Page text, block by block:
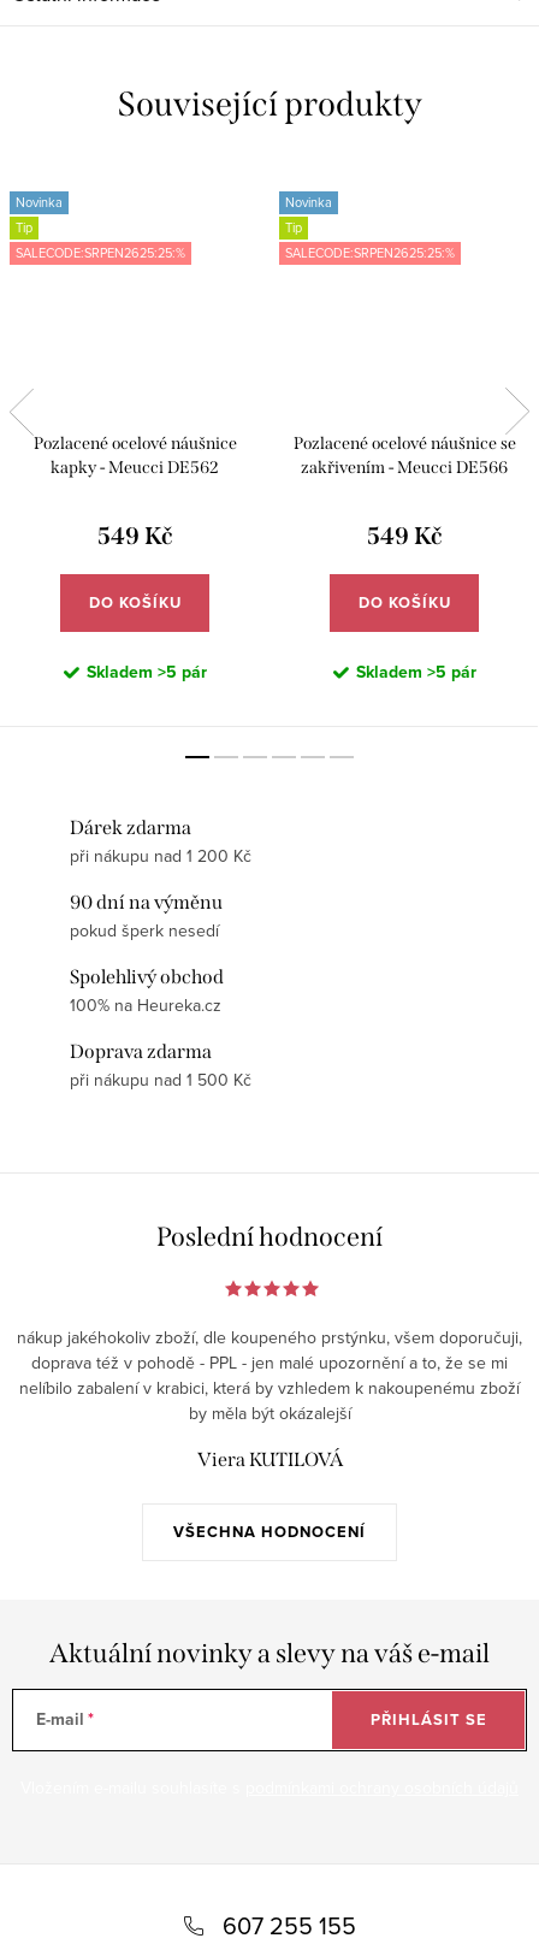
Související produkty
Novinka
Tip
SALECODE:SRPEN2625:25:%
Pozlacené ocelové náušnice
kapky - Meucci DE562
549 Kč
DO KOŠÍKU
Skladem >5 pár
Novinka
Tip
SALECODE:SRPEN2625:25:%
Pozlacené ocelové náušnice se
zakřivením - Meucci DE566
549 Kč
DO KOŠÍKU
Skladem >5 pár
Dárek zdarma
při nákupu nad 1 200 Kč
90 dní na výměnu
pokud šperk nesedí
Spolehlivý obchod
100% na Heureka.cz
Doprava zdarma
při nákupu nad 1 500 Kč
Poslední hodnocení
VŠECHNA HODNOCENÍ
nákup jakéhokoliv zboží, dle koupeného prstýnku, všem doporučuji,
doprava též v pohodě - PPL - jen malé upozornění a to, že se mi
nelíbilo zabalení v krabici, která by vzhledem k nakoupenému zboží
by měla být okázalejší
Viera KUTILOVÁ
Aktuální novinky a slevy na váš e-mail
E-mail PŘIHLÁSIT SE
607 255 155